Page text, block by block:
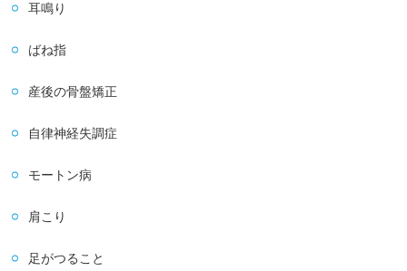
耳鳴り
ばね指
産後の骨盤矯正
自律神経失調症
モートン病
肩こり
足がつること